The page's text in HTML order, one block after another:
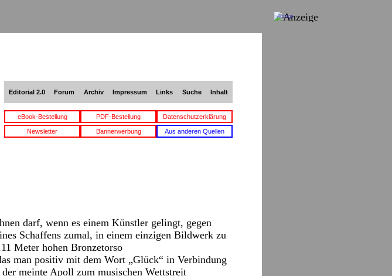
Editorial 2.0 Forum Archiv Impressum Links Suche Inhalt
eBook-Bestellung PDF-Bestellung Datenschutzerklärung
Newsletter Bannerwerbung Aus anderen Quellen
darf, wenn es einem Künstler gelingt, gegen
Schaffens zumal, in einem einzigen Bildwerk zu
Meter hohen Bronzetorso
man positiv mit dem Wort „Glück“ in Verbindung
meinte Apoll zum musischen Wettstreit
Anzeige